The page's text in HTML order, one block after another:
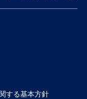
する基本方針